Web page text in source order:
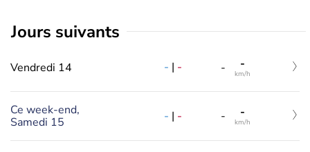
jours suivants
Vendredi 14 - | - - -
km/h
Ce week-end,
Samedi 15
- | - - -
km/h